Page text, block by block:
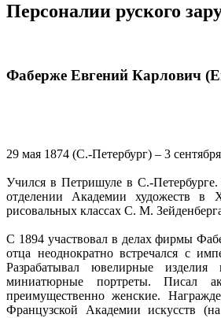
Персоналии руского
Фаберже Евгений Карлович
29 мая 1874 (С.-Петербург) – 3
Учился в Петришуле в С.-
отделении Академии художеств в
рисовальных классах С. М.
С 1894 участвовал в делах фирмы
отца неоднократно встречался с
Разрабатывал ювелирные
миниатюрные портреты. Писал
преимущественно женские.
Французской Академии искусств